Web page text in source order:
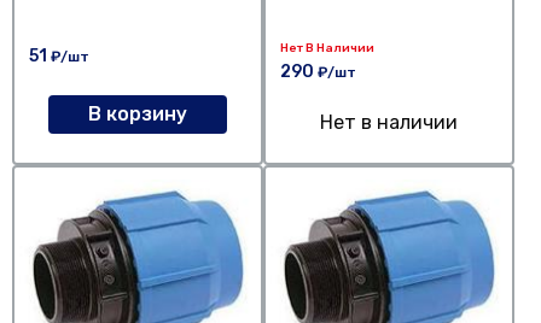
51 ₽/шт
В корзину
Нет В Наличии
290 ₽/шт
Нет в наличии